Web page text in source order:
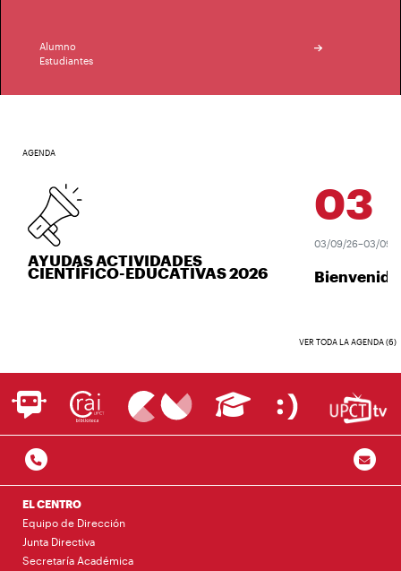
Alumno
Estudiantes
AGENDA
AYUDAS ACTIVIDADES
CIENTÍFICO-EDUCATIVAS 2026
03
03/09/26–03/09/26
Bienvenida
VER TODA LA AGENDA (6)
EL CENTRO
Equipo de Dirección
Junta Directiva
Secretaría Académica